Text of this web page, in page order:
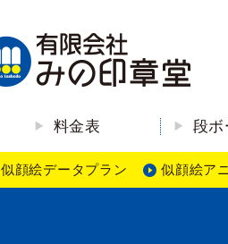
料金表 段ボ
似顔絵データプラン 似顔絵ア